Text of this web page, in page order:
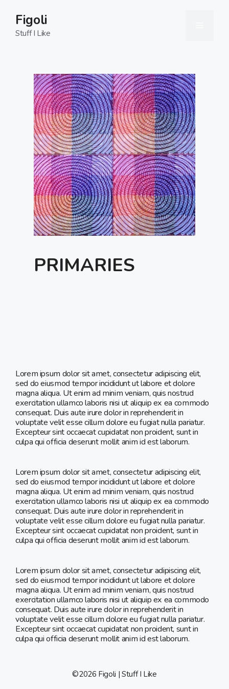
content
Figoli
Stuff I Like
PRIMARIES
Lorem ipsum dolor sit amet, consectetur adipiscing elit,
sed do eiusmod tempor incididunt ut labore et dolore
magna aliqua. Ut enim ad minim veniam, quis nostrud
exercitation ullamco laboris nisi ut aliquip ex ea commodo
consequat. Duis aute irure dolor in reprehenderit in
voluptate velit esse cillum dolore eu fugiat nulla pariatur.
Excepteur sint occaecat cupidatat non proident, sunt in
culpa qui officia deserunt mollit anim id est laborum.
Lorem ipsum dolor sit amet, consectetur adipiscing elit,
sed do eiusmod tempor incididunt ut labore et dolore
magna aliqua. Ut enim ad minim veniam, quis nostrud
exercitation ullamco laboris nisi ut aliquip ex ea commodo
consequat. Duis aute irure dolor in reprehenderit in
voluptate velit esse cillum dolore eu fugiat nulla pariatur.
Excepteur sint occaecat cupidatat non proident, sunt in
culpa qui officia deserunt mollit anim id est laborum.
Lorem ipsum dolor sit amet, consectetur adipiscing elit,
sed do eiusmod tempor incididunt ut labore et dolore
magna aliqua. Ut enim ad minim veniam, quis nostrud
exercitation ullamco laboris nisi ut aliquip ex ea commodo
consequat. Duis aute irure dolor in reprehenderit in
voluptate velit esse cillum dolore eu fugiat nulla pariatur.
Excepteur sint occaecat cupidatat non proident, sunt in
culpa qui officia deserunt mollit anim id est laborum.
©2026 Figoli | Stuff I Like